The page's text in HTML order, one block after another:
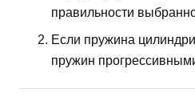
правильности
Если пружина
пружин